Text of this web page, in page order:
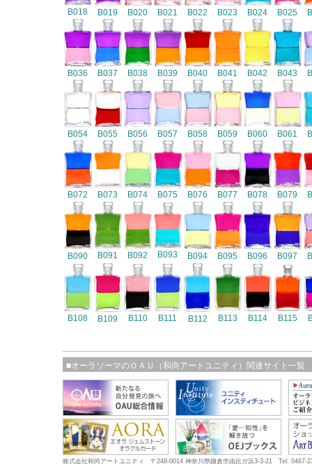
B018 B019 B020 B021 B022 B023 B024 B025
B036 B037 B038 B039 B040 B041 B042 B043
B054 B055 B056 B057 B058 B059 B060 B061
B072 B073 B074 B075 B076 B077 B078 B079
B090 B091 B092 B093 B094 B095 B096 B097
B108 B109 B110 B111 B112 B113 B114 B115
■オーラソーマのＯＡＵ（和尚アートユニティ）関連サイト一覧
株式会社和尚アートユニティ 〒248-0014 神奈川県鎌倉市由比ガ浜3-3-21 Tel: 0467-